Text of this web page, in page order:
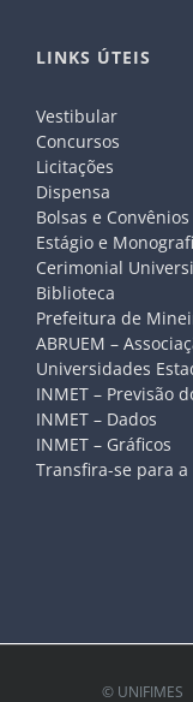
LINKS ÚTEIS
Vestibular
Concursos
Licitações
Dispensa
Bolsas e Convênios
Estágio e
Cerimonial
Biblioteca
Prefeitura de
ABRUEM –
Universidades
INMET – Previsão
INMET – Dados
INMET – Gráficos
Transfira-se para a
© UNIFIMES